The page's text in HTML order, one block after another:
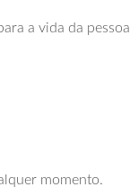
a vida da
momento.